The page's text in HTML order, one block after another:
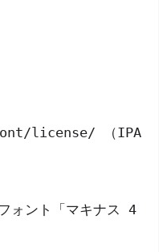
license/ （IPA
ォント「マキナス 4